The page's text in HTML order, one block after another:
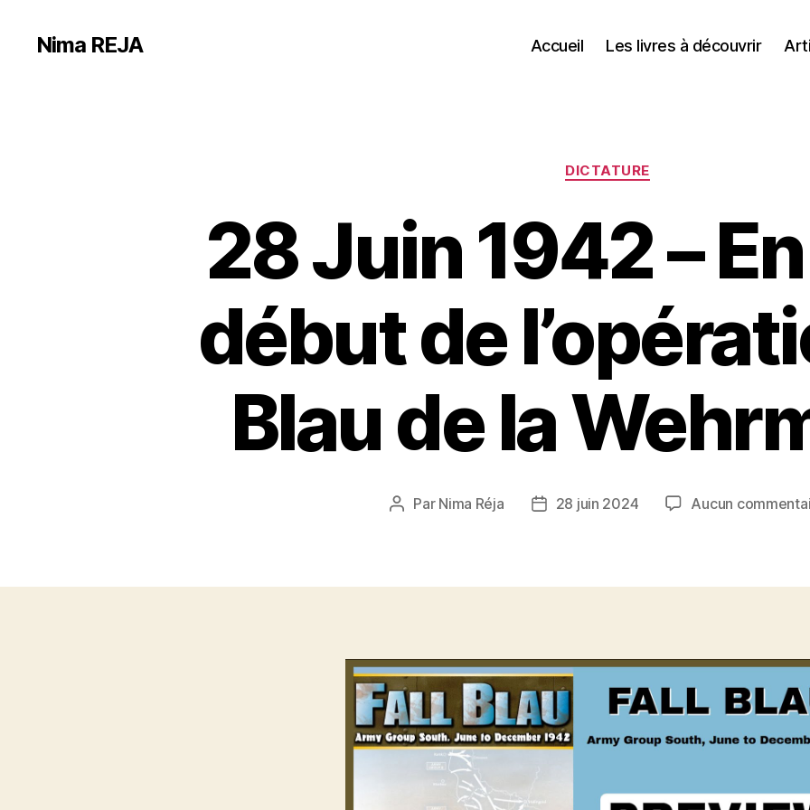
Nima REJA Accueil Les livres à découvrir
Catégories
DICTATURE
28 Juin 1942 –
début de
Blau de la
Auteur
Par Nima Réja
Date28 juin 2024 Aucun